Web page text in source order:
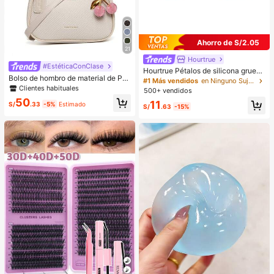
21
#EstéticaConClase
Bolso de hombro de material de PU
de unicolor con diseño gráfico de le
6, adecuado para compras, bolso d
Clientes habituales
S/50.33 -5% Estimado
Ahorro de S/2.05
Hourtrue
Hourtrue Pétalos de silicona grueso
s e impermeables para damas, para
levantar y empujar el pecho peque
as, para damas de honor
#1 Más vendidos
en Ninguno Sujetador adhesivo para mujer
500+ vendidos
S/11 .63 -15%